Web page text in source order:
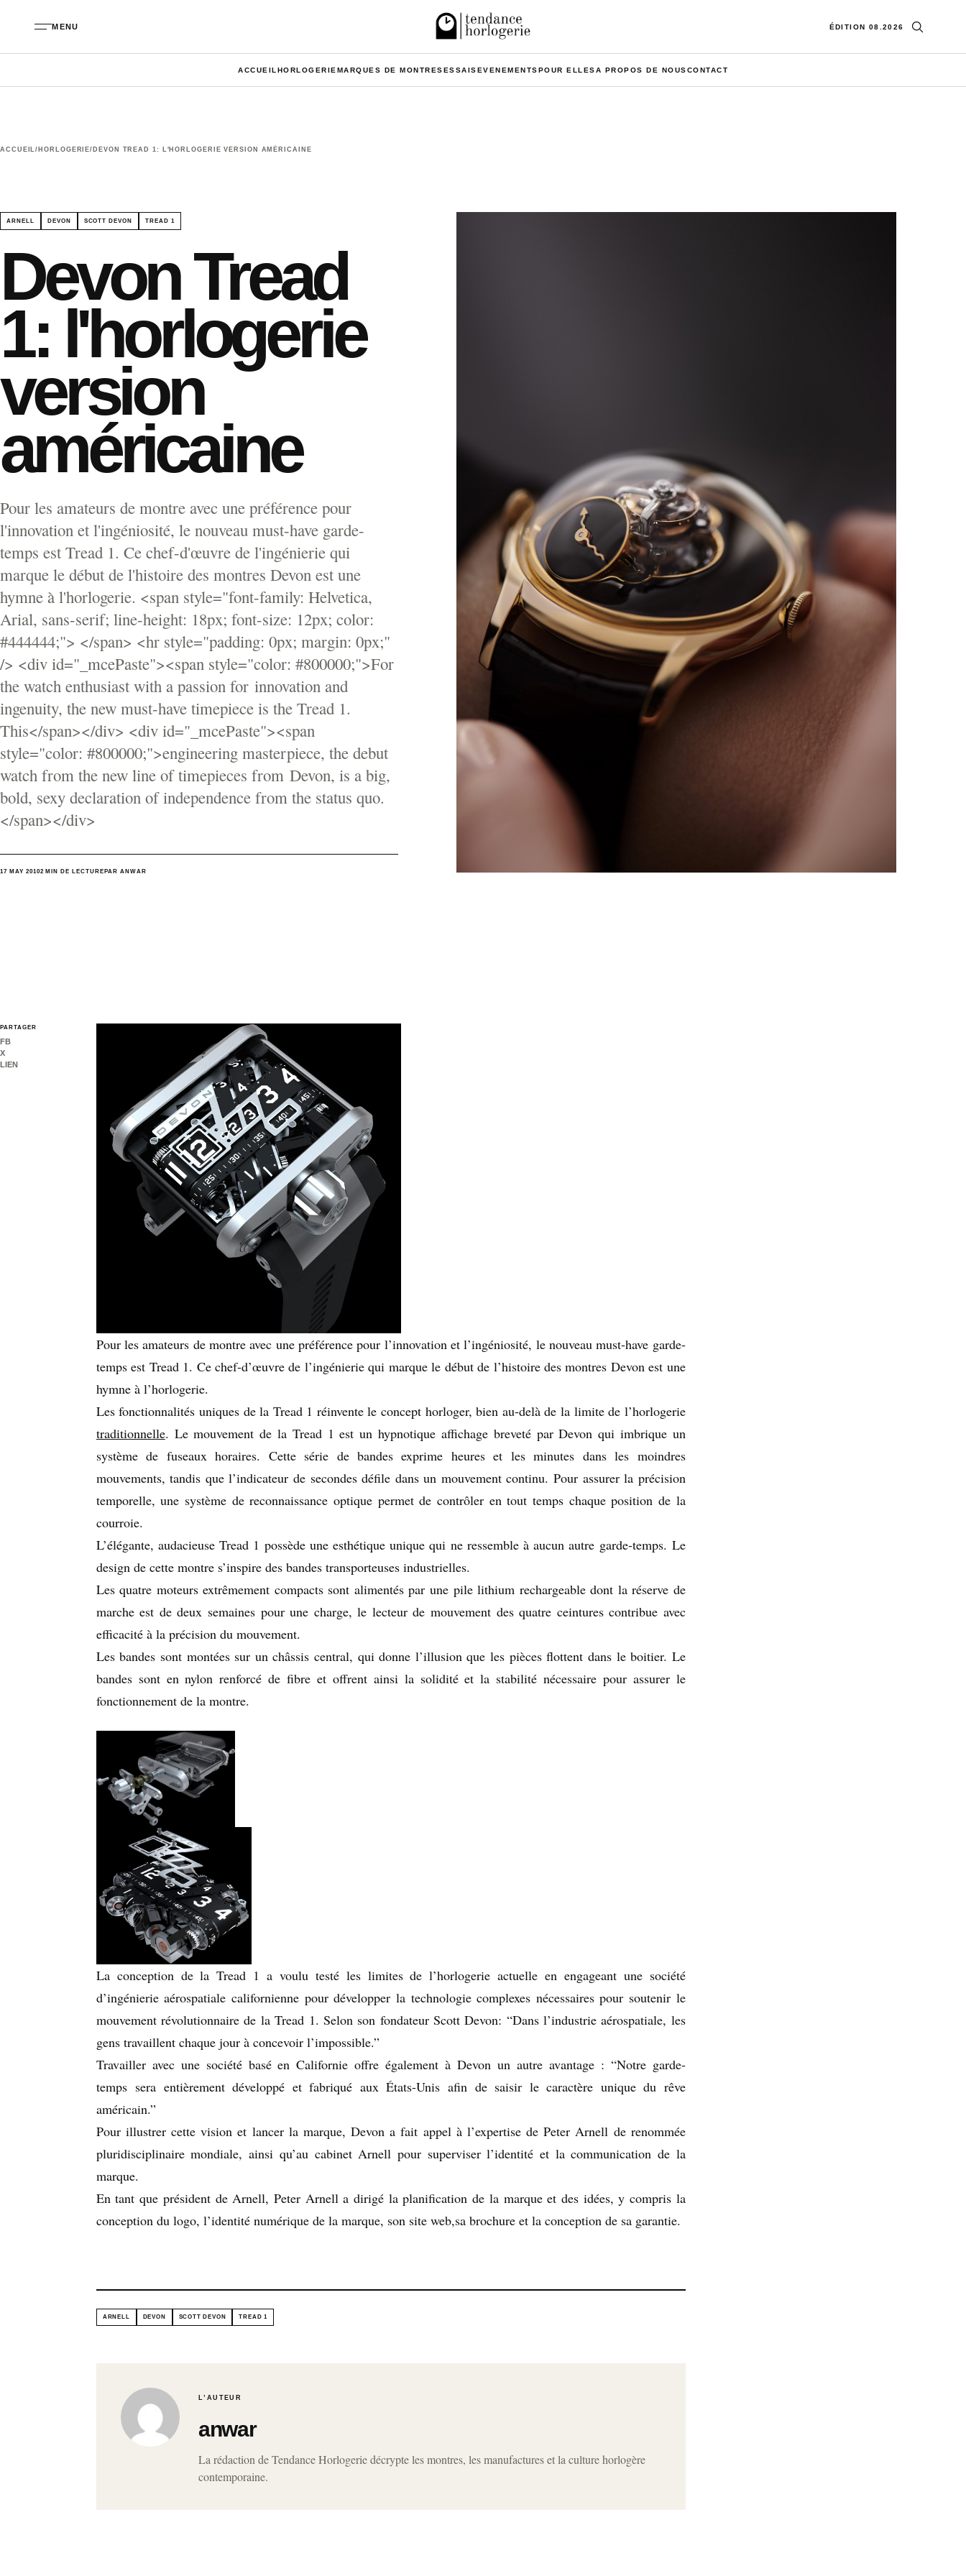
MENU ÉDITION 08.2026 Ouvrir la
ACCUEIL HORLOGERIE MARQUES DE MONTRESESSAISEVENEMENTSPOUR ELLESA PROPOS DE NOUSCONTACT
ACCUEIL/ HORLOGERIE/ DEVON TREAD 1: L'HORLOGERIE VERSION AMÉRICAINE
ARNELL DEVON SCOTT DEVON TREAD 1
Devon Tread
1: l'horlogerie
version
américaine
Pour les amateurs de montre avec une préférence pour
l'innovation et l'ingéniosité, le nouveau must-have garde-
temps est Tread 1. Ce chef-d'œuvre de l'ingénierie qui
marque le début de l'histoire des montres Devon est une
hymne à l'horlogerie. <span style="font-family: Helvetica,
Arial, sans-serif; line-height: 18px; font-size: 12px; color:
#444444;"> </span> <hr style="padding: 0px; margin: 0px;"
/> <div id="_mcePaste"><span style="color: #800000;">For
the watch enthusiast with a passion for innovation and
ingenuity, the new must-have timepiece is the Tread 1.
This</span></div> <div id="_mcePaste"><span
style="color: #800000;">engineering masterpiece, the debut
watch from the new line of timepieces from Devon, is a big,
bold, sexy declaration of independence from the status quo.
</span></div>
17 MAY 20102 MIN DE LECTURE PAR ANWAR
PARTAGER
FB
X
LIEN
Pour les amateurs de montre avec une préférence pour l’innovation et l’ingéniosité, le nouveau must-have garde-
temps est Tread 1. Ce chef-d’œuvre de l’ingénierie qui marque le début de l’histoire des montres Devon est une
hymne à l’horlogerie.
Les fonctionnalités uniques de la Tread 1 réinvente le concept horloger, bien au-delà de la limite de l’horlogerie
traditionnelle. Le mouvement de la Tread 1 est un hypnotique affichage breveté par Devon qui imbrique un
système de fuseaux horaires. Cette série de bandes exprime heures et les minutes dans les moindres
mouvements, tandis que l’indicateur de secondes défile dans un mouvement continu. Pour assurer la précision
temporelle, une système de reconnaissance optique permet de contrôler en tout temps chaque position de la
courroie.
L’élégante, audacieuse Tread 1 possède une esthétique unique qui ne ressemble à aucun autre garde-temps. Le
design de cette montre s’inspire des bandes transporteuses industrielles.
Les quatre moteurs extrêmement compacts sont alimentés par une pile lithium rechargeable dont la réserve de
marche est de deux semaines pour une charge, le lecteur de mouvement des quatre ceintures contribue avec
efficacité à la précision du mouvement.
Les bandes sont montées sur un châssis central, qui donne l’illusion que les pièces flottent dans le boitier. Le
bandes sont en nylon renforcé de fibre et offrent ainsi la solidité et la stabilité nécessaire pour assurer le
fonctionnement de la montre.
La conception de la Tread 1 a voulu testé les limites de l’horlogerie actuelle en engageant une société
d’ingénierie aérospatiale californienne pour développer la technologie complexes nécessaires pour soutenir le
mouvement révolutionnaire de la Tread 1. Selon son fondateur Scott Devon: “Dans l’industrie aérospatiale, les
gens travaillent chaque jour à concevoir l’impossible.”
Travailler avec une société basé en Californie offre également à Devon un autre avantage : “Notre garde-
temps sera entièrement développé et fabriqué aux États-Unis afin de saisir le caractère unique du rêve
américain.”
Pour illustrer cette vision et lancer la marque, Devon a fait appel à l’expertise de Peter Arnell de renommée
pluridisciplinaire mondiale, ainsi qu’au cabinet Arnell pour superviser l’identité et la communication de la
marque.
En tant que président de Arnell, Peter Arnell a dirigé la planification de la marque et des idées, y compris la
conception du logo, l’identité numérique de la marque, son site web,sa brochure et la conception de sa garantie.
ARNELL DEVON SCOTT DEVON TREAD 1
L’AUTEUR
anwar
La rédaction de Tendance Horlogerie décrypte les montres, les manufactures et la culture horlogère
contemporaine.